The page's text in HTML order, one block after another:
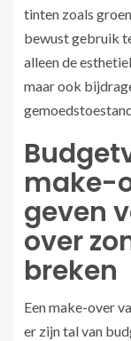
tinten zoals
bewust gebruik
alleen de
maar ook
make-
geven
over
breken
Een make-over
er zijn tal van